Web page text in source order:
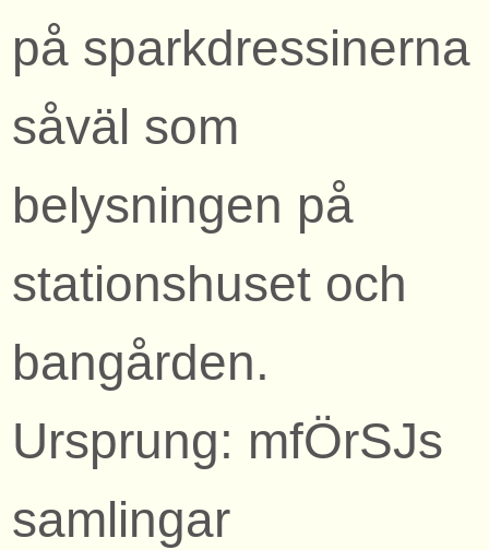
på sparkdressinerna
såväl som
belysningen på
stationshuset och
bangården.
Ursprung: mfÖrSJs
samlingar